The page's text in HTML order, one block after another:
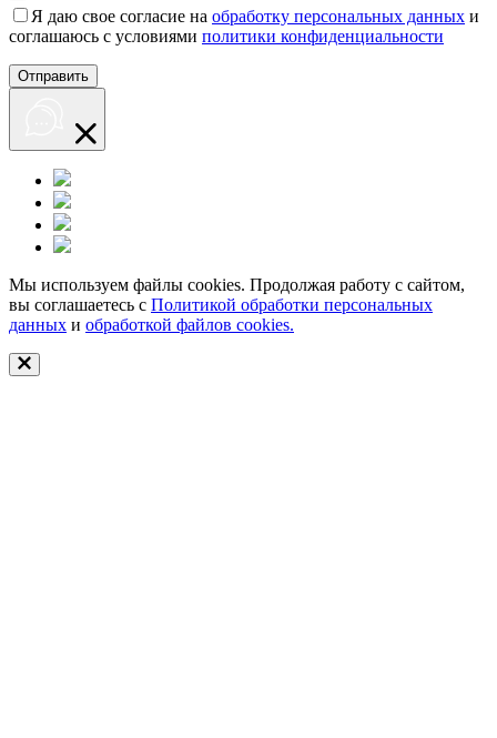
Я даю свое согласие на обработку персональных данных и
соглашаюсь с условиями политики конфиденциальности
Мы используем файлы cookies. Продолжая работу с сайтом,
вы соглашаетесь с Политикой обработки персональных
данных и обработкой файлов cookies.